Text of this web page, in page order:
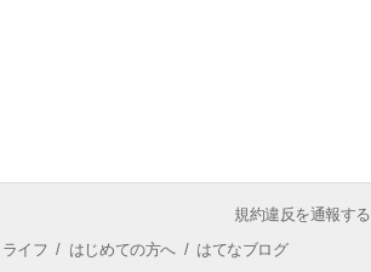
規約違反を通報する
イフ / はじめての方へ/ はてなブログ